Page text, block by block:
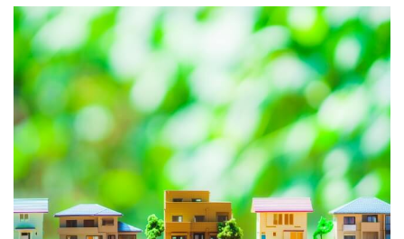
お問合わせ・無料見積もり
資料ダウンロード